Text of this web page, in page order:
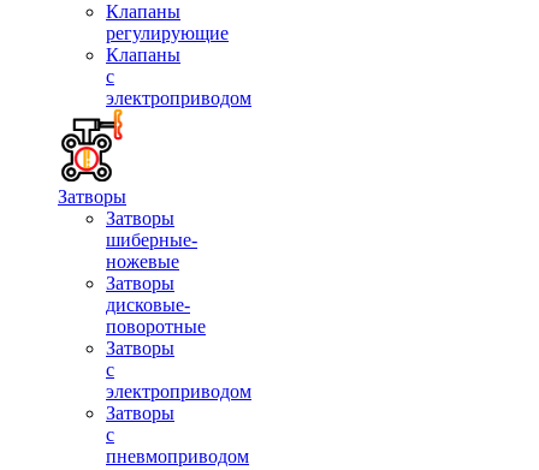
Клапаны
регулирующие
Клапаны
с
электроприводом
Затворы
Затворы
шиберные-
ножевые
Затворы
дисковые-
поворотные
Затворы
с
электроприводом
Затворы
с
пневмоприводом